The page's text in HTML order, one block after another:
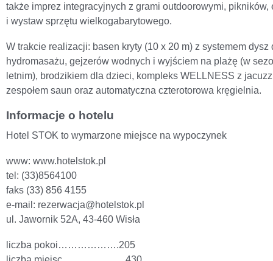
także imprez integracyjnych z grami outdoorowymi, pikników,
i wystaw sprzętu wielkogabarytowego.
W trakcie realizacji: basen kryty (10 x 20 m) z systemem dysz
hydromasażu, gejzerów wodnych i wyjściem na plażę (w
letnim), brodzikiem dla dzieci, kompleks WELLNESS z
zespołem saun oraz automatyczna czterotorowa kręgielnia.
Informacje o hotelu
Hotel STOK to wymarzone miejsce na wypoczynek
www: www.hotelstok.pl
tel: (33)8564100
faks (33) 856 4155
e-mail: rezerwacja@hotelstok.pl
ul. Jawornik 52A, 43-460 Wisła
liczba pokoi……………….205